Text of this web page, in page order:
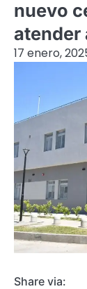
nuevo
atender
17 enero,
Share via: